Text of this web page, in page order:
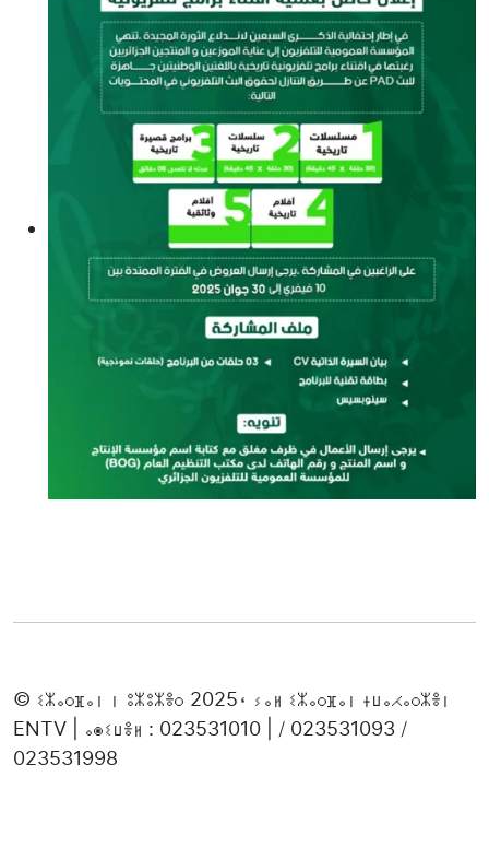
© ⵉⵣⴰⵔⴼⴰⵏ ⵏ ⵓⵣⵓⵣⴻⵔ 2025، ⵢⴰⵍ ⵉⵣⴰⵔⴼⴰⵏ ⵜⵡⴰⵃⴰⵔⵣⴻⵏ
ENTV | ⴰⵙⵉⵡⴻⵍ : 023531010 | / 023531093 /
023531998